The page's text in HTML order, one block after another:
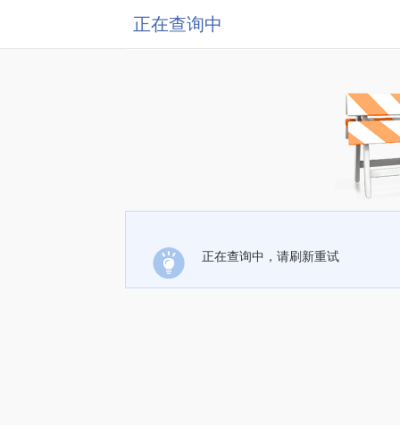
正在查询中
正在查询中，请刷新重试